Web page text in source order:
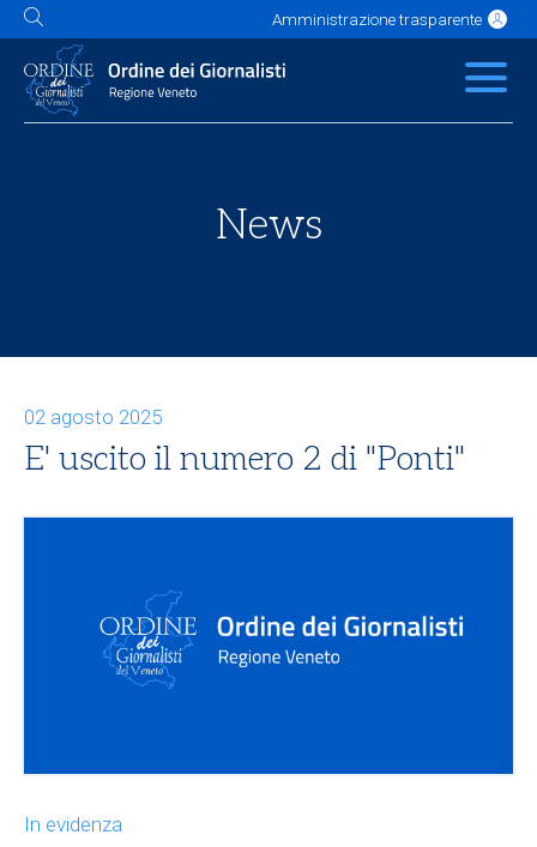
Amministrazione trasparente
L'Ordine News Servizi Albo
Contatti Link utili
News
02 agosto 2025
E' uscito il numero 2 di "Ponti"
In evidenza